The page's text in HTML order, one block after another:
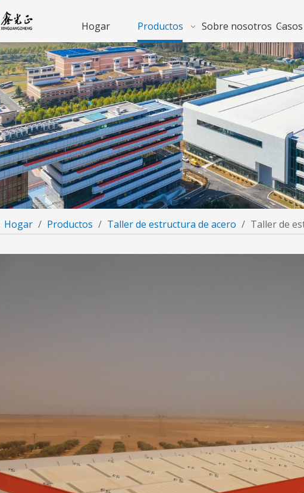
Hogar Productos Sobre nosotros Casos
Hogar / Productos / Taller de estructura de acero / Taller de